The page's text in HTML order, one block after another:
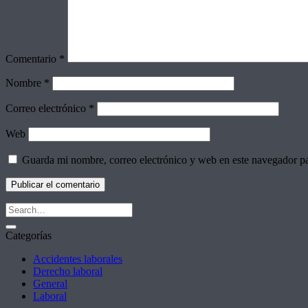
Comentario *
Nombre *
Correo electrónico *
Web
Guarda mi nombre, correo electrónico y web en este navegador
Categorías
Accidentes laborales
Derecho laboral
General
Laboral